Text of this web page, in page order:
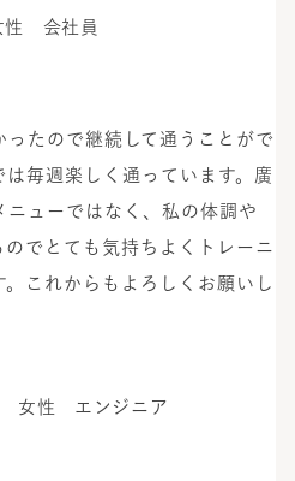
会社員
たので継続して通うことがで
毎週楽しく通っています。廣
ューではなく、私の体調や
でとても気持ちよくトレーニ
これからもよろしくお願いし
女性 エンジニア